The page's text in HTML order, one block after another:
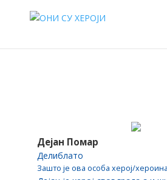
Дејан Помар
Делиблато
Зашто је ова особа херој/хероина